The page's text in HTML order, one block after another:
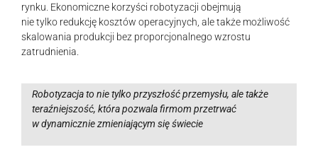
rynku. Ekonomiczne korzyści robotyzacji obejmują
nie tylko redukcję kosztów operacyjnych, ale także możliwość
skalowania produkcji bez proporcjonalnego wzrostu
zatrudnienia.
Robotyzacja to nie tylko przyszłość przemysłu, ale także
teraźniejszość, która pozwala firmom przetrwać
w dynamicznie zmieniającym się świecie